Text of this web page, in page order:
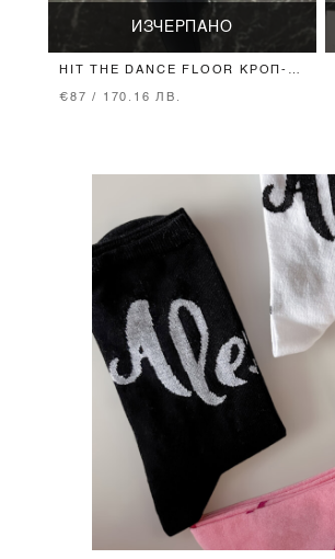
ИЗЧЕРПАНО
HIT THE DANCE FLOOR КРОП-
€87 / 170.16 ЛВ.